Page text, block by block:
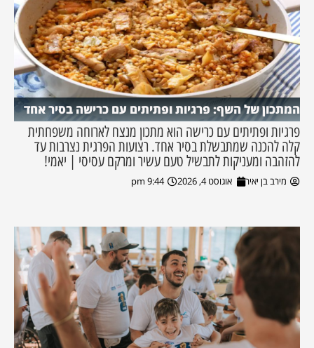
המתכון של השף: פרגיות ופתיתים עם כרישה בסיר אחד
פרגיות ופתיתים עם כרישה הוא מתכון מנצח לארוחה משפחתית
קלה להכנה שמתבשלת בסיר אחד. רצועות הפרגית נצרבות עד
להזהבה ומעניקות לתבשיל טעם עשיר ומרקם עסיסי | יאמי!
מירב בן יאיר אוגוסט 4, 2026 9:44 pm